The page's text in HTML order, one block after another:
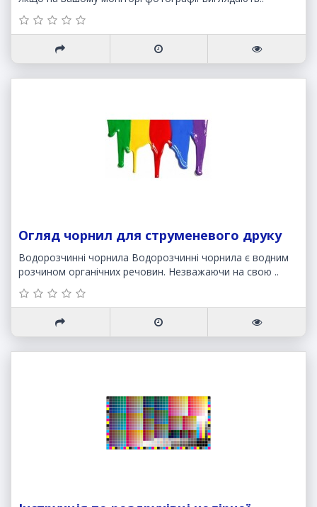
Огляд чорнил для струменевого друку
Водорозчинні чорнила Водорозчинні чорнила є водним
розчином органічних речовин. Незважаючи на свою ..